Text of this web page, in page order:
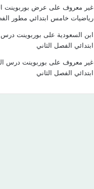
غير معروف على عرض بوربوينت
رياضيات خامس ابتدائي مطور
ابن السعودية على بوربوينت
ابتدائي الفصل الثاني
غير معروف على بوربوينت درس
ابتدائي الفصل الثاني